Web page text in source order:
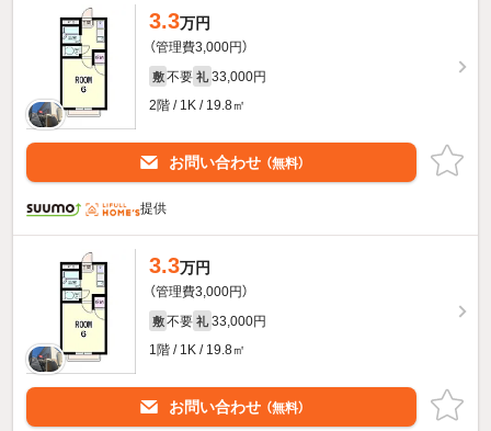
3.3万円
（管理費3,000円）
敷 不要 礼 33,000円
2階 / 1K / 19.8㎡
お問い合わせ （無料）
提供
3.3万円
（管理費3,000円）
敷 不要 礼 33,000円
1階 / 1K / 19.8㎡
お問い合わせ （無料）